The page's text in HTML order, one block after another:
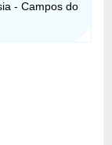
- Campos do